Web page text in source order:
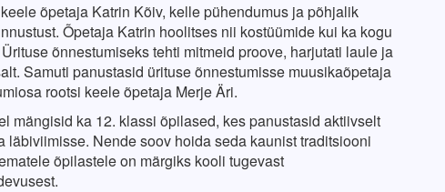
õpetaja Katrin Kõiv, kelle pühendumus ja põhjalik
Õpetaja Katrin hoolitses nii kostüümide kui ka kogu
õnnestumiseks tehti mitmeid proove, harjutati laule ja
Samuti panustasid ürituse õnnestumisse muusikaõpetaja
rootsi keele õpetaja Merje Äri.
mängisid ka 12. klassi õpilased, kes panustasid aktiivselt
läbiviimisse. Nende soov hoida seda kaunist traditsiooni
õpilastele on märgiks kooli tugevast